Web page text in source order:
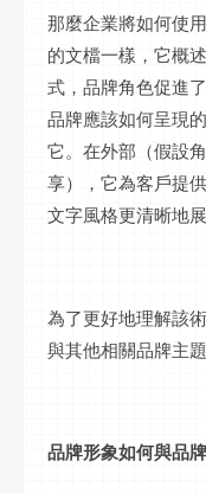
那麼企業將如何使
的文檔一樣，它概
式，品牌角色促進
品牌應該如何呈現
它。在外部（假設
享），它為客戶提
文字風格更清晰地
為了更好地理解該
與其他相關品牌主題
品牌形象如何與品